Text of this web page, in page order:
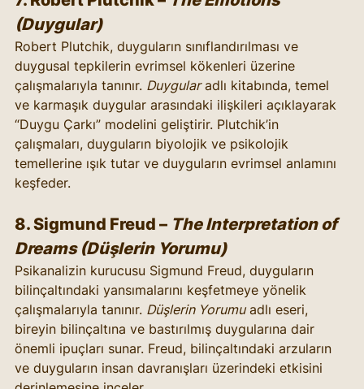
(Duygular)
Robert Plutchik, duyguların sınıflandırılması ve
duygusal tepkilerin evrimsel kökenleri üzerine
çalışmalarıyla tanınır. Duygular adlı kitabında, temel
ve karmaşık duygular arasındaki ilişkileri açıklayarak
“Duygu Çarkı” modelini geliştirir. Plutchik’in
çalışmaları, duyguların biyolojik ve psikolojik
temellerine ışık tutar ve duyguların evrimsel anlamını
keşfeder.
8. Sigmund Freud – The Interpretation of
Dreams (Düşlerin Yorumu)
Psikanalizin kurucusu Sigmund Freud, duyguların
bilinçaltındaki yansımalarını keşfetmeye yönelik
çalışmalarıyla tanınır. Düşlerin Yorumu adlı eseri,
bireyin bilinçaltına ve bastırılmış duygularına dair
önemli ipuçları sunar. Freud, bilinçaltındaki arzuların
ve duyguların insan davranışları üzerindeki etkisini